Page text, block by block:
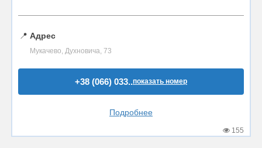
📍 Адрес
Мукачево, Духновича, 73
+38 (066) 033..показать номер
Подробнее
155